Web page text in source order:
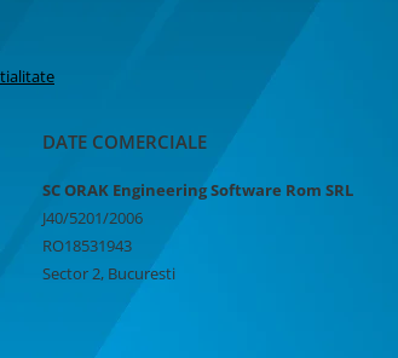
DATE COMERCIALE
SC ORAK Engineering Software Rom SRL
J40/5201/2006
RO18531943
Sector 2, Bucuresti